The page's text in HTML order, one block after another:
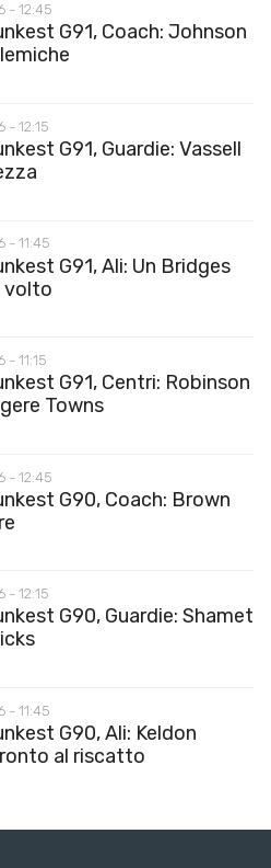
- 12:45
G91, Coach: Johnson
- 12:15
G91, Guardie: Vassell
- 11:45
G91, Ali: Un Bridges
volto
- 11:15
G91, Centri: Robinson
Towns
- 12:45
G90, Coach: Brown
- 12:15
G90, Guardie: Shamet
- 11:45
G90, Ali: Keldon
al riscatto